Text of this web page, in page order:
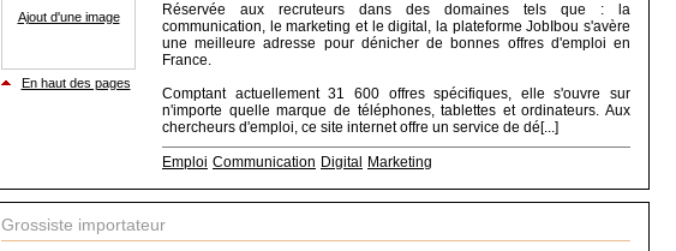
Ajout d'une image
En haut des pages
Réservée aux recruteurs dans des domaines tels que : la
communication, le marketing et le digital, la plateforme JobIbou s'avère
une meilleure adresse pour dénicher de bonnes offres d'emploi en
France.
Comptant actuellement 31 600 offres spécifiques, elle s'ouvre sur
n'importe quelle marque de téléphones, tablettes et ordinateurs. Aux
chercheurs d'emploi, ce site internet offre un service de dé[...]
Emploi Communication Digital Marketing
Grossiste importateur